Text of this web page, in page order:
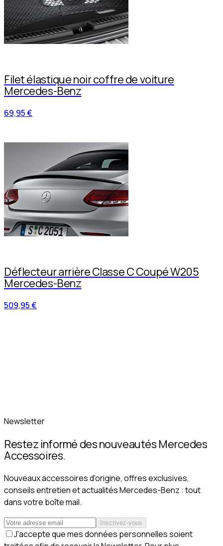
Filet élastique noir coffre de voiture
Mercedes-Benz
69,95 €
Déflecteur arrière Classe C Coupé W205
Mercedes-Benz
509,95 €
Newsletter
Restez informé des nouveautés Mercedes
Accessoires.
Nouveaux accessoires d'origine, offres exclusives,
conseils entretien et actualités Mercedes-Benz : tout
dans votre boîte mail.
Inscrivez-vous
J'accepte que mes données personnelles soient